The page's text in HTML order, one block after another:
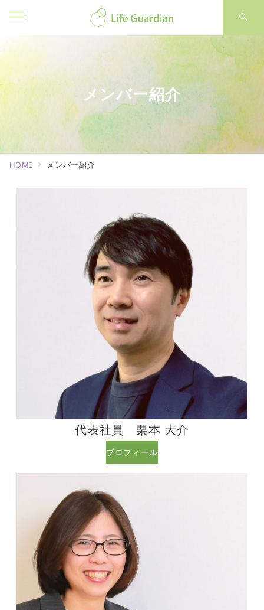
メンバー紹介
HOME メンバー紹介
代表社員 栗本 大介
プロフィール